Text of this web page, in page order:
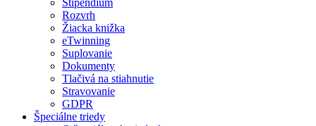
Rozvrh
Žiacka knižka
eTwinning
Suplovanie
Dokumenty
Tlačivá na stiahnutie
Stravovanie
GDPR
Špeciálne triedy